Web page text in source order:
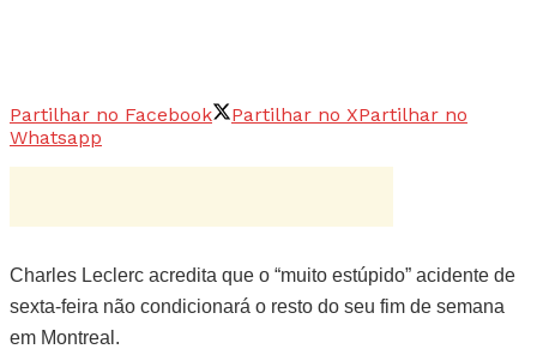
Partilhar no Facebook Partilhar no XPartilhar no
Whatsapp
Charles Leclerc acredita que o “muito estúpido” acidente de
sexta-feira não condicionará o resto do seu fim de semana
em Montreal.